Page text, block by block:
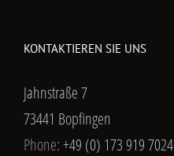
KONTAKTIEREN SIE UNS
Jahnstraße 7
73441 Bopfingen
Phone:+49 (0) 173 919 7024